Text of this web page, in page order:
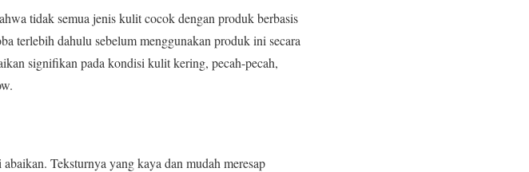
tidak semua jenis kulit cocok dengan produk berbasis
terlebih dahulu sebelum menggunakan produk ini secara
signifikan pada kondisi kulit kering, pecah-pecah,
Teksturnya yang kaya dan mudah meresap